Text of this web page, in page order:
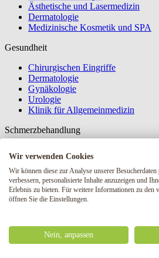
Ästhetische und Lasermedizin
Dermatologie
Medizinische Kosmetik und SPA
Gesundheit
Chirurgischen Eingriffe
Dermatologie
Gynäkologie
Urologie
Klinik für Allgemeinmedizin
Schmerzbehandlung
Informationen
Über die Klinik
Blog
Folgen Sie uns
Folgen Sie uns
Wir verwenden Cookies
Wir können diese zur Analyse unserer Besucherdaten
verbessern, personalisierte Inhalte anzuzeigen und
Erlebnis zu bieten. Für weitere Informationen zu den
öffnen Sie die Einstellungen.
Nein, anpassen